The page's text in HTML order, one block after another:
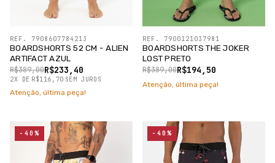
BOARDSHORTS 52 CM - ALIEN
ARTIFACT AZUL
R$233,40
R$389,00
2X DE R$116,70 SEM JUROS
REF. 7908607784213
Atenção, última peça!
BOARDSHORTS THE JOKER
LOST PRETO
R$194,50
R$389,00
REF. 7900121037981
Atenção, última peça!
-40% -40%